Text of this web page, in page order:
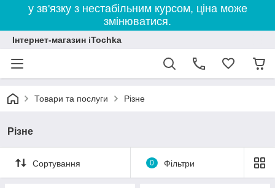
у зв'язку з нестабільним курсом, ціна може
змінюватися.
Інтернет-магазин iTochka
Товари та послуги Різне
Різне
Сортування 0 Фільтри